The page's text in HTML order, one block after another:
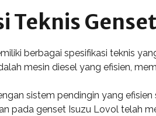
Teknis
berbagai spesifikasi teknis
mesin diesel yang efisien,
sistem pendingin yang
pada genset Isuzu Lovol telah